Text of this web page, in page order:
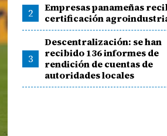
2
Empresas panameñas
certificación
3
Descentralización: se han
recibido 136 informes de
rendición de cuentas de
autoridades locales